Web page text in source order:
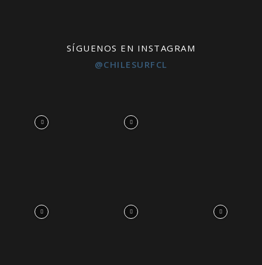
SÍGUENOS EN INSTAGRAM
@CHILESURFCL